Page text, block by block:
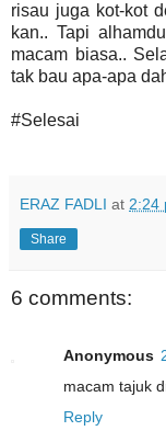
risau juga kot-kot
kan.. Tapi
macam biasa..
tak bau apa-apa
#Selesai
ERAZ FADLI at 2:24
Share
6 comments:
Anonymous
macam tajuk
Reply